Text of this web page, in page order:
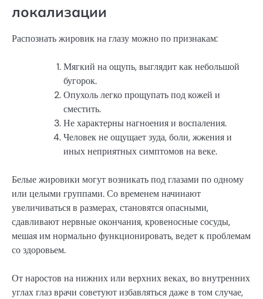
локализации
Распознать жировик на глазу можно по признакам:
Мягкий на ощупь, выглядит как небольшой
бугорок.
Опухоль легко прощупать под кожей и
сместить.
Не характерны нагноения и воспаления.
Человек не ощущает зуда, боли, жжения и
иных неприятных симптомов на веке.
Белые жировики могут возникать под глазами по одному
или целыми группами. Со временем начинают
увеличиваться в размерах, становятся опасными,
сдавливают нервные окончания, кровеносные сосуды,
мешая им нормально функционировать, ведет к проблемам
со здоровьем.
От наростов на нижних или верхних веках, во внутренних
углах глаз врачи советуют избавляться даже в том случае,